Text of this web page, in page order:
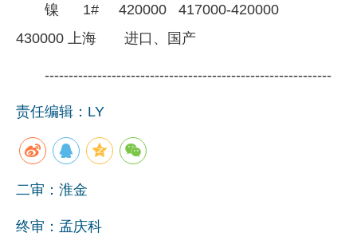
镍 1# 420000 417000-420000
430000 上海 进口、国产
------------------------------------------------------------
责任编辑：LY
二审：淮金
终审：孟庆科